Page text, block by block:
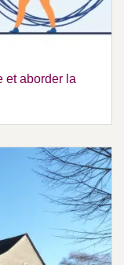
et aborder la